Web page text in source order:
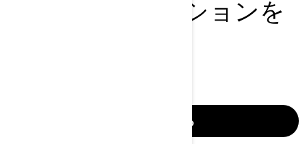
最新のプロモーションを
詳細はこちら